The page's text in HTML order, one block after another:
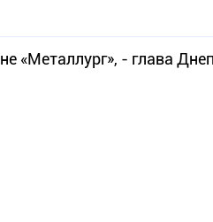
«Металлург», - глава